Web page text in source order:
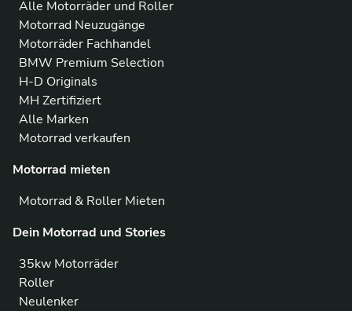
Alle Motorräder und Roller
Motorrad Neuzugänge
Motorräder Fachhandel
BMW Premium Selection
H-D Originals
MH Zertifiziert
Alle Marken
Motorrad verkaufen
Motorrad mieten
Motorrad & Roller Mieten
Dein Motorrad und Stories
35kw Motorräder
Roller
Neulenker